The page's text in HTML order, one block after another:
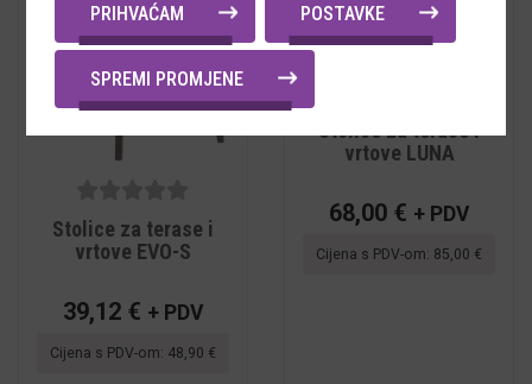
5out of
5
Stolice za terase i
vrtove EVO-S
39,12 € + PDV
Cijena s PDV-om: 48,90 €
5
Stolice za terase i
vrtove LUNA
68,00 € + PDV
Cijena s PDV-om: 85,00 €
PRIHVAĆAM POSTAVKE
SPREMI PROMJENE